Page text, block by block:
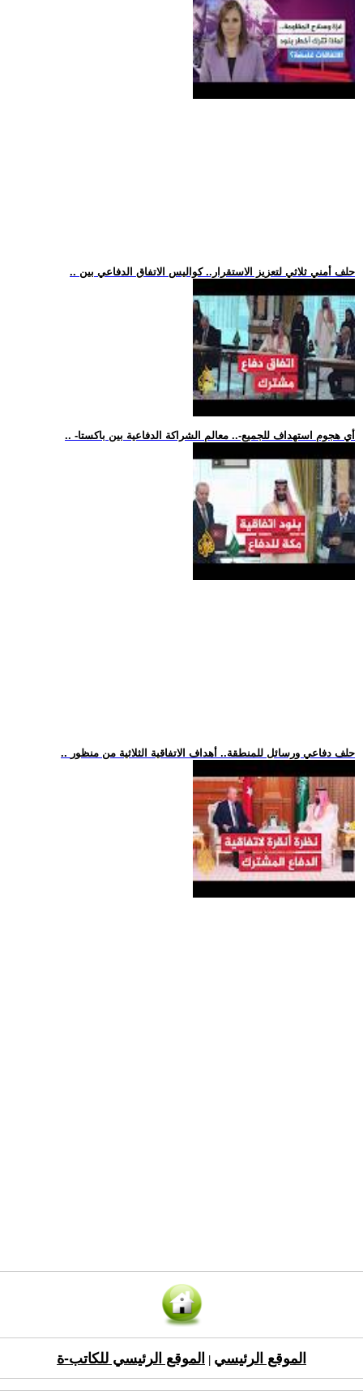
.. حلف أمني ثلاثي لتعزيز الاستقرار.. كواليس الاتفاق الدفاعي بين
.. -أي هجوم استهداف للجميع-.. معالم الشراكة الدفاعية بين باكستا
.. حلف دفاعي ورسائل للمنطقة.. أهداف الاتفاقية الثلاثية من منظور
الموقع الرئيسي الموقع الرئيسي للكاتب-ة